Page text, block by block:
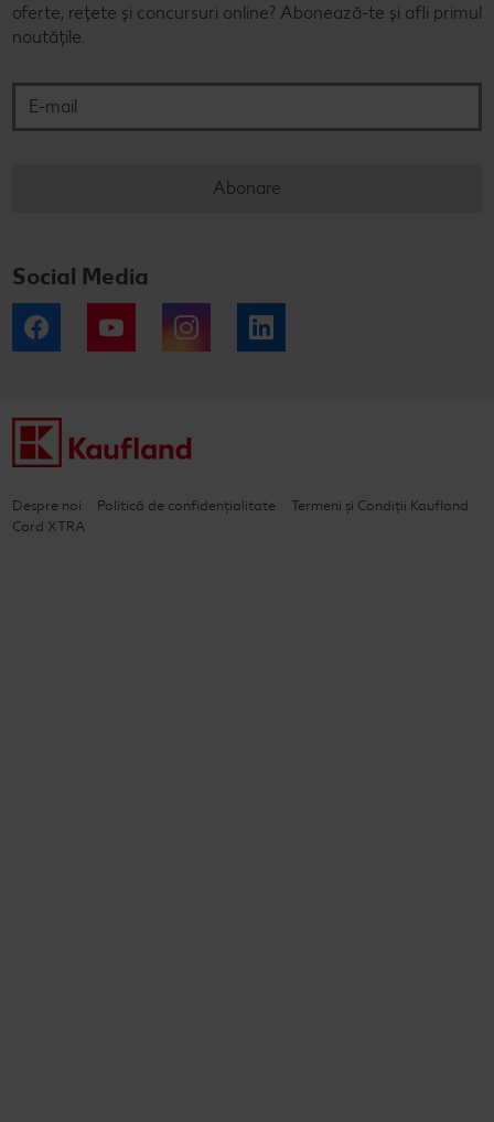
oferte, rețete și concursuri online? Abonează-te și afli primul
noutățile.
Abonare
Social Media
Facebook YouTube Instagram
Despre noi Politică de confidențialitate
Termeni și Condiții Kaufland
Card XTRA